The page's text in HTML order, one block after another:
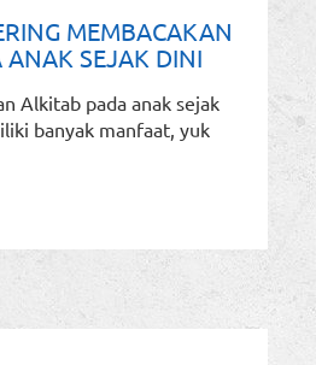
MEMBACAKAN
ANAK SEJAK DINI
Alkitab pada anak sejak
banyak manfaat, yuk